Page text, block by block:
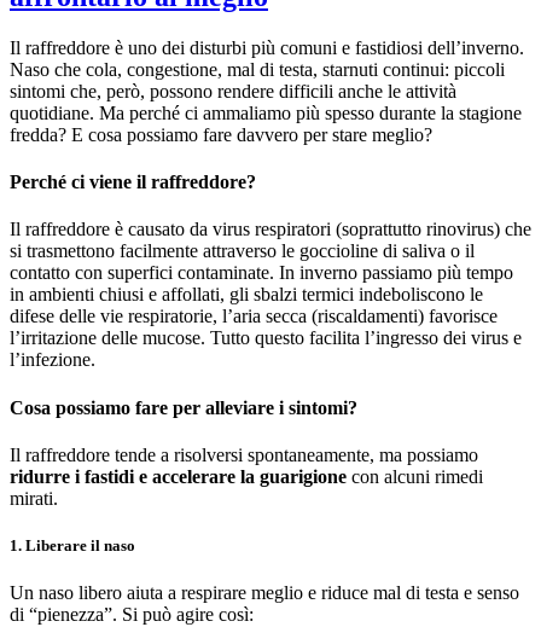
Il raffreddore è uno dei disturbi più comuni e fastidiosi dell’inverno.
Naso che cola, congestione, mal di testa, starnuti continui: piccoli
sintomi che, però, possono rendere difficili anche le attività
quotidiane. Ma perché ci ammaliamo più spesso durante la stagione
fredda? E cosa possiamo fare davvero per stare meglio?
Perché ci viene il raffreddore?
Il raffreddore è causato da virus respiratori (soprattutto rinovirus) che
si trasmettono facilmente attraverso le goccioline di saliva o il
contatto con superfici contaminate. In inverno passiamo più tempo
in ambienti chiusi e affollati, gli sbalzi termici indeboliscono le
difese delle vie respiratorie, l’aria secca (riscaldamenti) favorisce
l’irritazione delle mucose. Tutto questo facilita l’ingresso dei virus e
l’infezione.
Cosa possiamo fare per alleviare i sintomi?
Il raffreddore tende a risolversi spontaneamente, ma possiamo
ridurre i fastidi e accelerare la guarigione con alcuni rimedi
mirati.
1. Liberare il naso
Un naso libero aiuta a respirare meglio e riduce mal di testa e senso
di “pienezza”. Si può agire così: